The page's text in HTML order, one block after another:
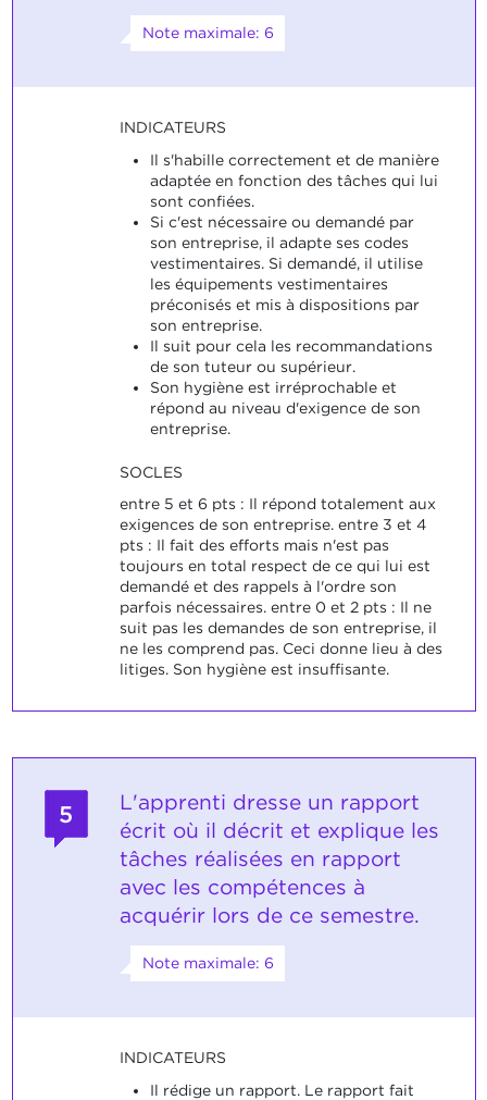
Note maximale: 6
INDICATEURS
Il s'habille correctement et de manière
adaptée en fonction des tâches qui lui
sont confiées.
Si c'est nécessaire ou demandé par
son entreprise, il adapte ses codes
vestimentaires. Si demandé, il utilise
les équipements vestimentaires
préconisés et mis à dispositions par
son entreprise.
Il suit pour cela les recommandations
de son tuteur ou supérieur.
Son hygiène est irréprochable et
répond au niveau d'exigence de son
entreprise.
SOCLES
entre 5 et 6 pts : Il répond totalement aux
exigences de son entreprise. entre 3 et 4
pts : Il fait des efforts mais n'est pas
toujours en total respect de ce qui lui est
demandé et des rappels à l'ordre son
parfois nécessaires. entre 0 et 2 pts : Il ne
suit pas les demandes de son entreprise, il
ne les comprend pas. Ceci donne lieu à des
litiges. Son hygiène est insuffisante.
5
L'apprenti dresse un rapport
écrit où il décrit et explique les
tâches réalisées en rapport
avec les compétences à
acquérir lors de ce semestre.
Note maximale: 6
INDICATEURS
Il rédige un rapport. Le rapport fait